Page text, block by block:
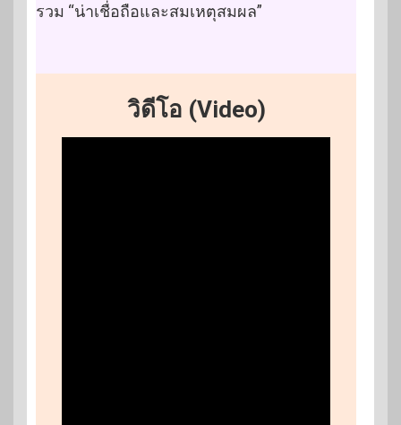
รวม “น่าเชื่อถือและสมเหตุสมผล”
วิดีโอ (Video)